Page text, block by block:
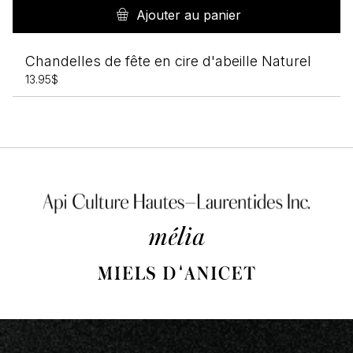
Ajouter au panier
Chandelles de fête en cire d'abeille Naturel
13.95$